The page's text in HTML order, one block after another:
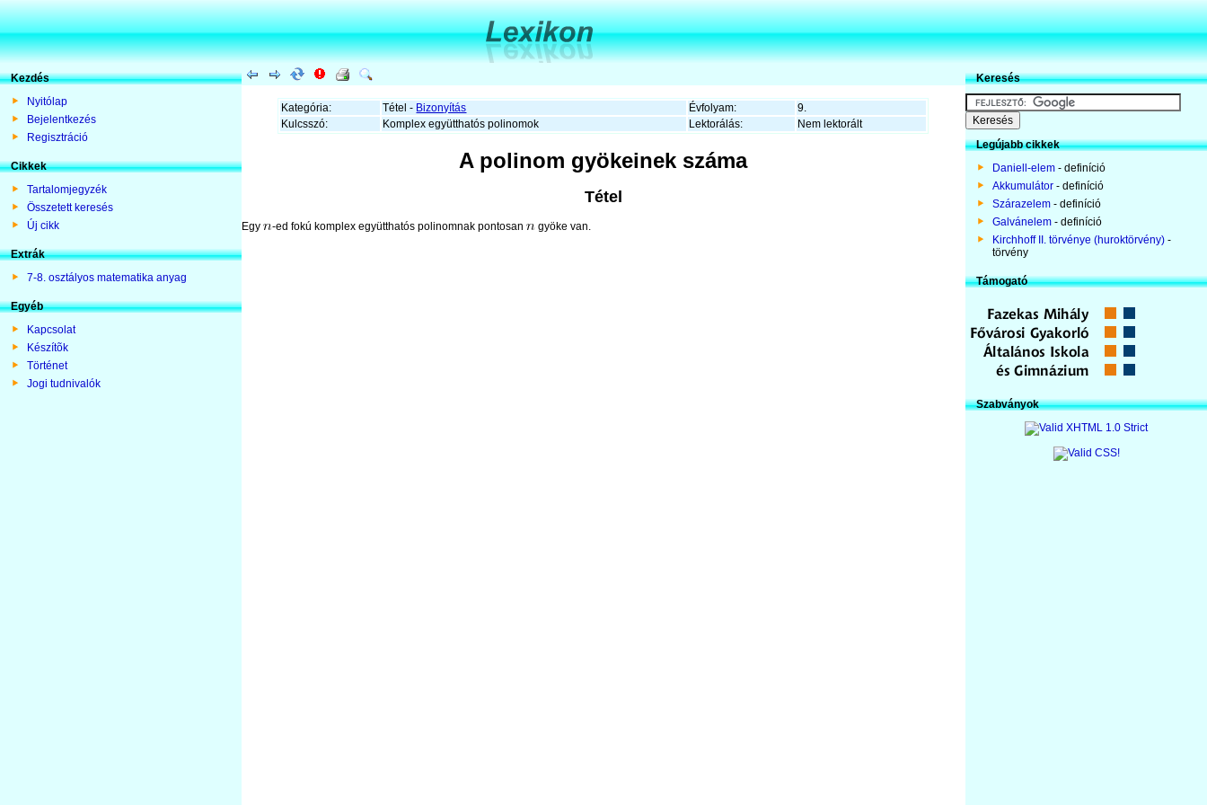
Kezdés
Nyitólap
Bejelentkezés
Regisztráció
Cikkek
Tartalomjegyzék
Összetett keresés
Új cikk
Extrák
7-8. osztályos matematika anyag
Egyéb
Kapcsolat
Készítõk
Történet
Jogi tudnivalók
Keresés
Legújabb cikkek
Daniell-elem - definíció
Akkumulátor - definíció
Szárazelem - definíció
Galvánelem - definíció
Kirchhoff II. törvénye (huroktörvény) -
törvény
Támogató
Szabványok
Kategória: Tétel - Bizonyítás Évfolyam:
9.
Kulcsszó:
Komplex együtthatós polinomok Lektorálás: Nem lektorált
A polinom gyökeinek száma
Tétel
Egy -ed fokú komplex együtthatós polinomnak pontosan gyöke van.